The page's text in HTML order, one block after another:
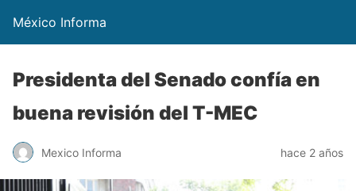
México Informa
Presidenta del Senado confía en
buena revisión del T-MEC
Mexico Informa hace 2 años